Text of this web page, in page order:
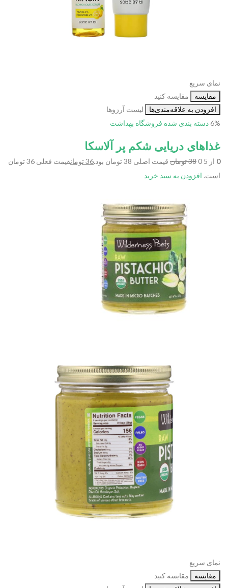
نمای سریع
مقایسه
مقایسه کنید
افزودن به علاقه‌مندی‌ها
لیست آرزوها
6%دسته بندی شده فروشگاه بهداشت
غذاهای دریایی شکم پر آلاسکا
0 از 5 0 38 تومان قیمت اصلی 38 تومان بود. 36 تومان
قیمت فعلی 36 تومان
است. افزودن به سبد خرید
نمای سریع
مقایسه
مقایسه کنید